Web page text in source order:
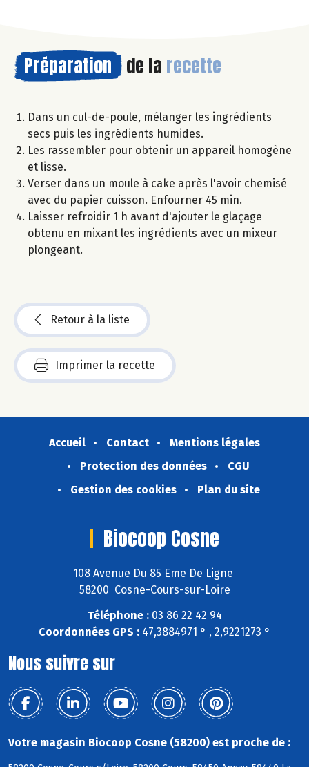
Préparation de la recette
Dans un cul-de-poule, mélanger les ingrédients
secs puis les ingrédients humides.
Les rassembler pour obtenir un appareil homogène
et lisse.
Verser dans un moule à cake après l'avoir chemisé
avec du papier cuisson. Enfourner 45 min.
Laisser refroidir 1 h avant d'ajouter le glaçage
obtenu en mixant les ingrédients avec un mixeur
plongeant.
Retour à la liste
Imprimer la recette
Accueil Contact
Mentions légales
Protection des données
CGU
Gestion des cookies
Plan du site
Biocoop Cosne
108 Avenue Du 85 Eme De Ligne
58200 Cosne-Cours-sur-Loire
Téléphone :03 86 22 42 94
Coordonnées GPS : 47,3884971 ° , 2,9221273 °
Nous suivre sur
Votre magasin Biocoop Cosne (58200) est proche de :